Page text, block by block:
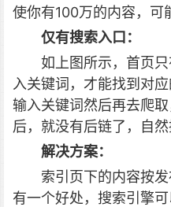
使你有100万的内容，可
仅有搜索入口：
如上图所示，首页
入关键词，才能找到对
输入关键词然后再去爬
后，就没有后链了，自
解决方案：
索引页下的内容按
有一个好处，搜索引擎